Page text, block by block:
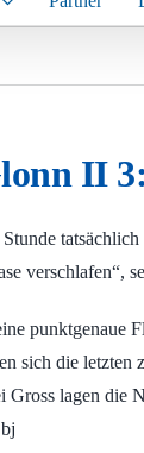
II
verschlafen“,
punktgenaue
sich die
lagen die